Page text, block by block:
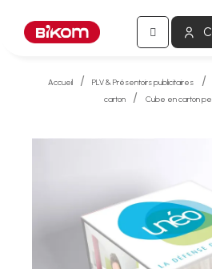
Accueil PLV & Présentoirs publicitaires
carton
Cube en carton